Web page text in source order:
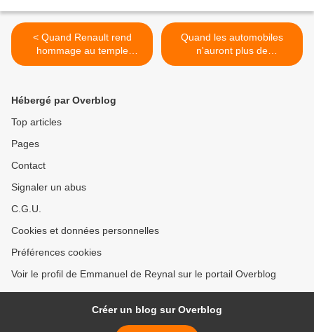
< Quand Renault rend
hommage au temple
mondial de la Formule 1...
Quand les automobiles
n'auront plus de
conducteurs... >
Hébergé par Overblog
Top articles
Pages
Contact
Signaler un abus
C.G.U.
Cookies et données personnelles
Préférences cookies
Voir le profil de Emmanuel de Reynal sur le portail Overblog
Créer un blog sur Overblog